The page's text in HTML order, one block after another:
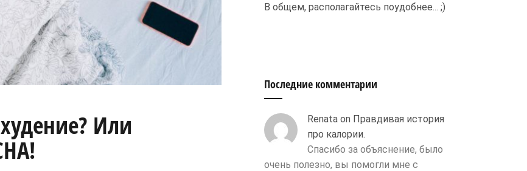
Или
В общем, располагайтесь поудобнее... ;)
Последние комментарии
Renata on Правдивая история
про калории.
Спасибо за объяснение, было
очень полезно, вы помогли мне с